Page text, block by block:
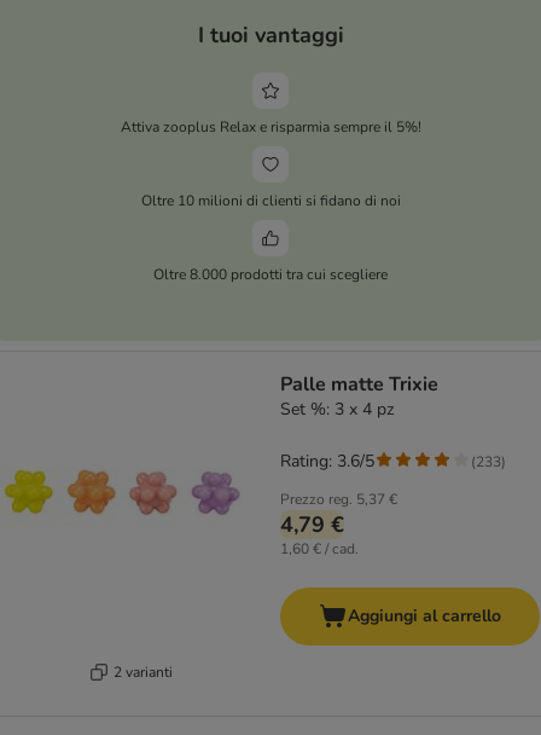
I tuoi vantaggi
Attiva zooplus Relax e risparmia sempre il 5%!
Oltre 10 milioni di clienti si fidano di noi
Oltre 8.000 prodotti tra cui scegliere
2 varianti
Palle matte Trixie
Set %: 3 x 4 pz
Prezzo reg. 5,37 €
4,79 €
1,60 € / cad.
Rating: 3.6/5 (233)
Aggiungi al carrello